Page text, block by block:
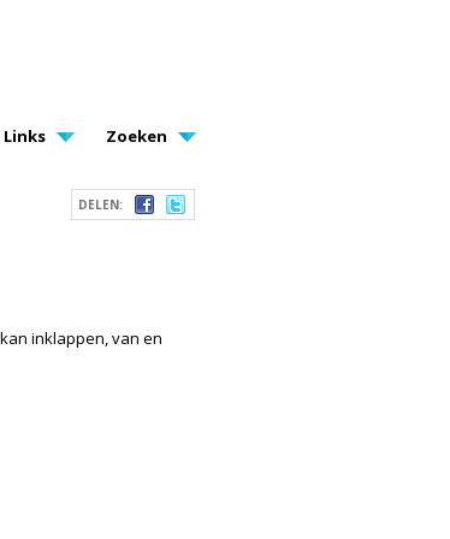
Links Zoeken
DELEN:
inklappen, van en